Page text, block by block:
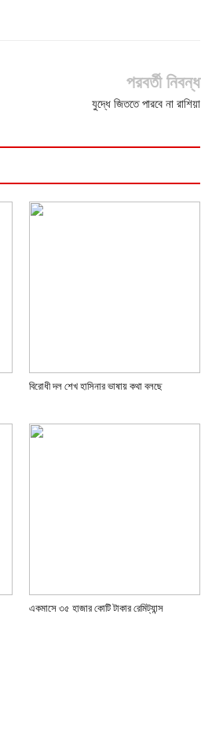
পরবর্তী নিবন্ধ
যুদ্ধে জিততে পারবে না রাশিয়া
বিরোধী দল শেখ হাসিনার ভাষায় কথা বলছে
একমাসে ৩৫ হাজার কোটি টাকার রেমিট্যান্স